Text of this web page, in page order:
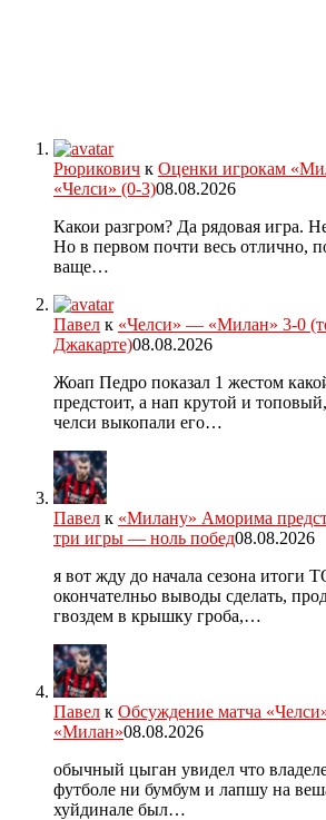
Рюрикович к Оценки игрокам
«Челси» (0-3)08.08.2026
Какои разгром? Да рядовая игра.
Но в первом почти весь отлично,
ваще…
Павел к «Челси» — «Милан» 3-0
Джакарте)08.08.2026
Жоап Педро показал 1 жестом
предстоит, а нап крутой и
челси выкопали его…
Павел к «Милану» Аморима
три игры — ноль побед08.08.2026
я вот жду до начала сезона итоги
окончателньо выводы сделать,
гвоздем в крышку гроба,…
Павел к Обсуждение матча
«Милан»08.08.2026
обычный цыган увидел что
футболе ни бумбум и лапшу на
хуйдинале был…